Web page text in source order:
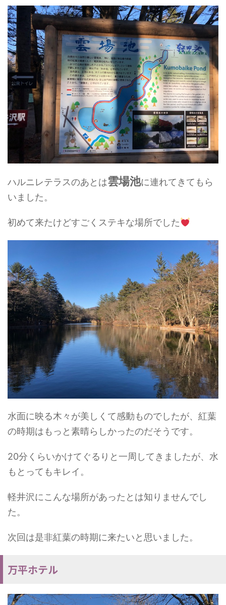
ハルニレテラスのあとは雲場池に連れてきてもら
いました。
初めて来たけどすごくステキな場所でした
水面に映る木々が美しくて感動ものでしたが、紅葉
の時期はもっと素晴らしかったのだそうです。
20分くらいかけてぐるりと一周してきましたが、水
もとってもキレイ。
軽井沢にこんな場所があったとは知りませんでし
た。
次回は是非紅葉の時期に来たいと思いました。
万平ホテル